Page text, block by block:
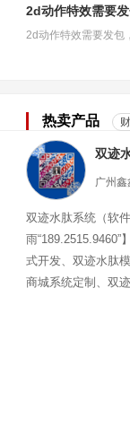
2d动作特效需要
热卖产品
双迹水肽系统（软
雨“189.2515.9460”
式开发、双迹水肽
商城系统定制、双